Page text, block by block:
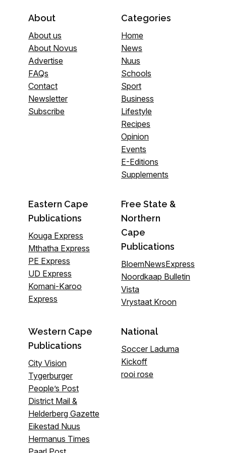
About
About us
About Novus
Advertise
FAQs
Contact
Newsletter
Subscribe
Categories
Home
News
Nuus
Schools
Sport
Business
Lifestyle
Recipes
Opinion
Events
E-Editions
Supplements
Eastern Cape
Publications
Kouga Express
Mthatha Express
PE Express
UD Express
Komani-Karoo
Express
Free State &
Northern
Cape
Publications
BloemNewsExpress
Noordkaap Bulletin
Vista
Vrystaat Kroon
Western Cape
Publications
City Vision
Tygerburger
People’s Post
District Mail &
Helderberg Gazette
Eikestad Nuus
Hermanus Times
National
Soccer Laduma
Kickoff
rooi rose